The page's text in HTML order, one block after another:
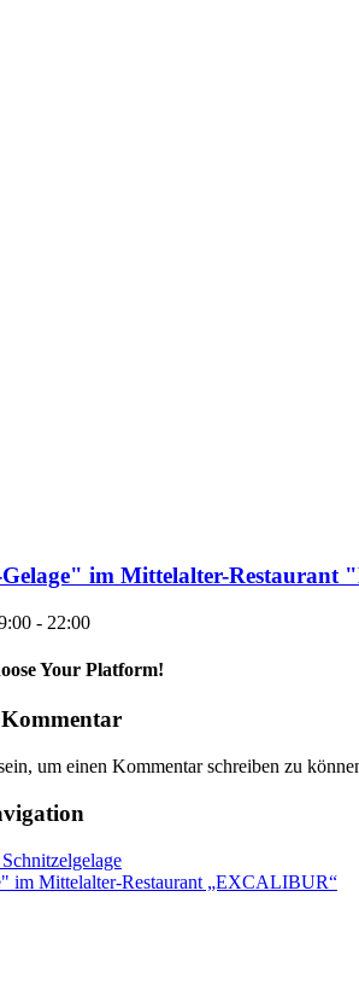
im Mittelalter-
- 22:00
Your Platform!
Kommentar
um einen Kommentar schreiben zu
im Mittelalter-Restaurant „EXCALIBUR“